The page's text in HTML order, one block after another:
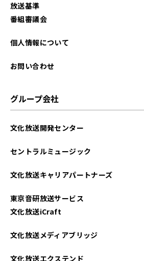
放送基準
番組審議会
個人情報について
お問い合わせ
グループ会社
文化放送開発センター
セントラルミュージック
文化放送キャリアパートナーズ
東京音研放送サービス
文化放送iCraft
文化放送メディアブリッジ
文化放送エクステンド